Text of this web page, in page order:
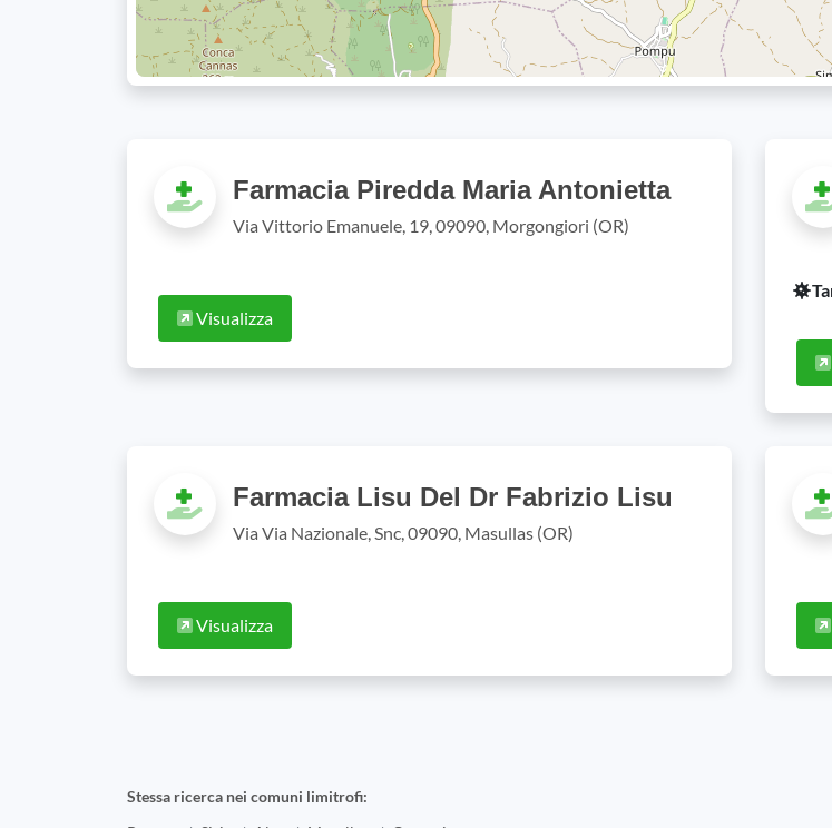
Farmacia Piredda Maria Antonietta
Via Vittorio Emanuele, 19, 09090, Morgongiori (OR)
Visualizza
Farmacia Lisu Del Dr Fabrizio Lisu
Via Via Nazionale, Snc, 09090, Masullas (OR)
Visualizza
Stessa ricerca nei comuni limitrofi: